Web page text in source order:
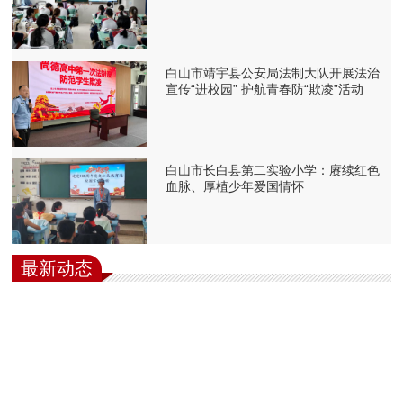
白山市靖宇县公安局法制大队开展法治
宣传“进校园” 护航青春防“欺凌”活动
白山市长白县第二实验小学：赓续红色
血脉、厚植少年爱国情怀
最新动态